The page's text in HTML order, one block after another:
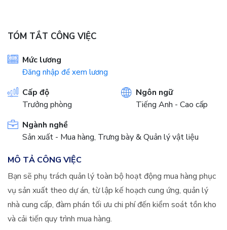
TÓM TẮT CÔNG VIỆC
Mức lương
Đăng nhập để xem lương
Cấp độ
Trưởng phòng
Ngôn ngữ
Tiếng Anh - Cao cấp
Ngành nghề
Sản xuất - Mua hàng, Trưng bày & Quản lý vật liệu
MÔ TẢ CÔNG VIỆC
Bạn sẽ phụ trách quản lý toàn bộ hoạt động mua hàng phục
vụ sản xuất theo dự án, từ lập kế hoạch cung ứng, quản lý
nhà cung cấp, đàm phán tối ưu chi phí đến kiểm soát tồn kho
và cải tiến quy trình mua hàng.